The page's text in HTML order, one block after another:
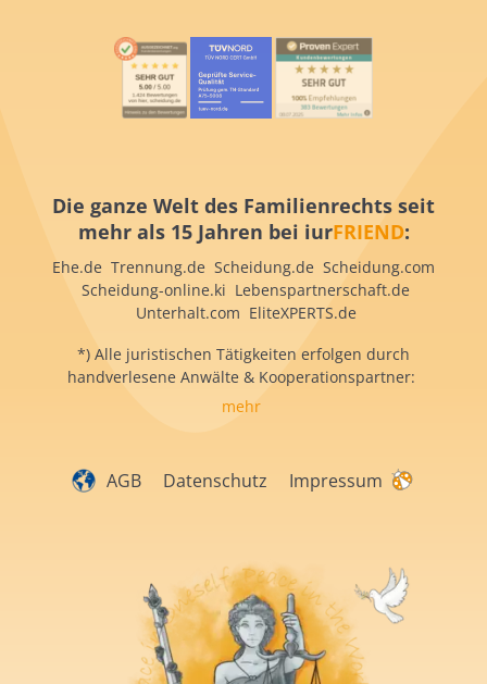
Die ganze Welt des Familienrechts seit
mehr als 15 Jahren bei iurFRIEND:
Ehe.de Trennung.de Scheidung.de Scheidung.com
Scheidung-online.ki Lebenspartnerschaft.de
Unterhalt.com EliteXPERTS.de
*) Alle juristischen Tätigkeiten erfolgen durch
handverlesene Anwälte & Kooperationspartner:
mehr
AGB Datenschutz Impressum